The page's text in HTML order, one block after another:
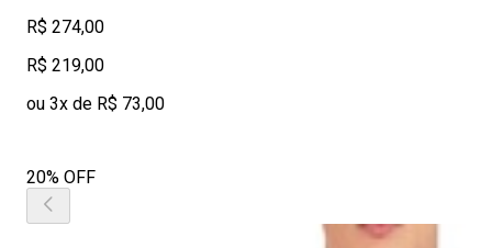
R$ 274,00
R$ 219,00
ou 3x de R$ 73,00
20% OFF